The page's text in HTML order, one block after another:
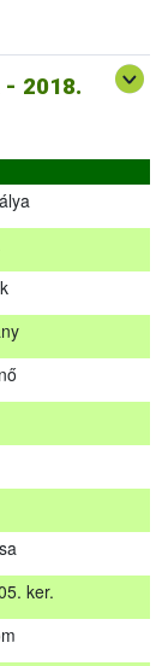
2018.
érintő
szóló
ker.
19-én
sikeresen
küldjük meg. A